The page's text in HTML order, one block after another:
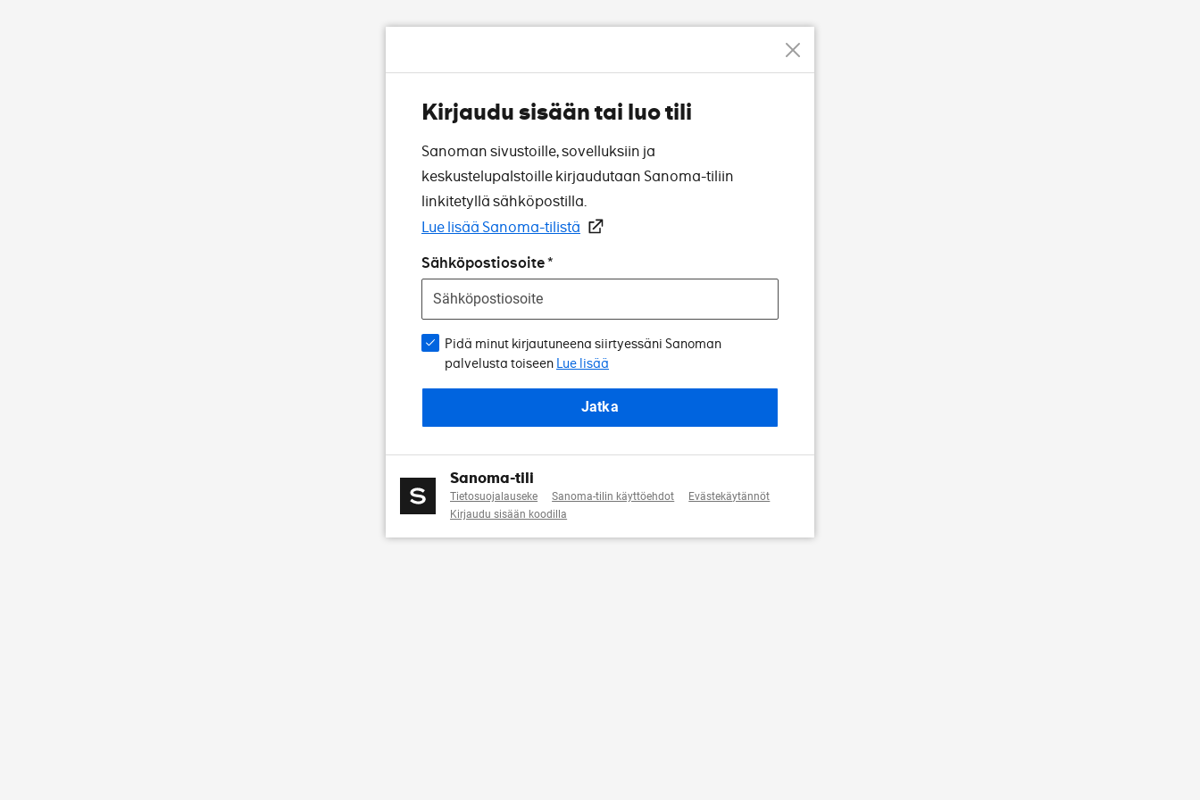
Kirjaudu sisään tai luo tili
Sanoman sivustoille, sovelluksiin ja
keskustelupalstoille kirjaudutaan Sanoma-tiliin
linkitetyllä sähköpostilla.
Lue lisää Sanoma-tilistä
Sähköpostiosoite
Pidä minut kirjautuneena siirtyessäni Sanoman
palvelusta toiseen Lue lisää
Jatka
Sanoma-tili
Tietosuojalauseke Sanoma-tilin käyttöehdot
Evästekäytännöt
Kirjaudu sisään koodilla